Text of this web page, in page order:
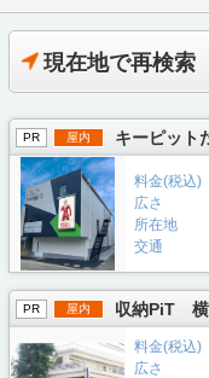
現在地で再検索
PR 屋内 キーピット
料金(税込)
広さ
所在地
交通
PR 屋内 収納PiT 横
料金(税込)
広さ